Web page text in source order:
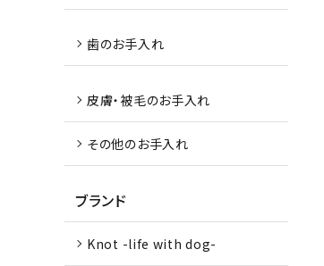
歯のお手入れ
皮膚・被毛のお手入れ
その他のお手入れ
ブランド
Knot -life with dog-